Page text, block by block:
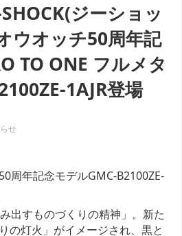
SHOCK(ジーショッ
ウオッチ50周年記
TO ONE フルメタ
1AJR登場
せ
周年記念モデルGMC-B2100ZE-
出すものづくりの精神」。新た
の灯火」がイメージされ、黒と